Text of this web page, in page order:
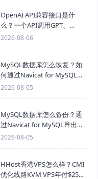
OpenAI API兼容接口是什
么？一个API调用GPT、
Claude、Gemini、DeepSeek
2026-08-06
MySQL数据库怎么恢复？如
何通过Navicat for MySQL导
入SQL备份文件
2026-08-05
MySQL数据库怎么备份？通
过Navicat for MySQL导出
Mysql数据库为SQL格式备份
2026-08-05
HHost香港VPS怎么样？CMI
优化线路KVM VPS年付$25